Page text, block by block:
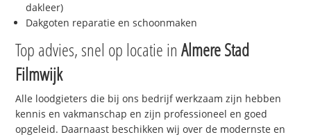
dakleer)
Dakgoten reparatie en schoonmaken
Top advies, snel op locatie inAlmere Stad
Filmwijk
Alle loodgieters die bij ons bedrijf werkzaam zijn hebben
kennis en vakmanschap en zijn professioneel en goed
opgeleid. Daarnaast beschikken wij over de modernste en